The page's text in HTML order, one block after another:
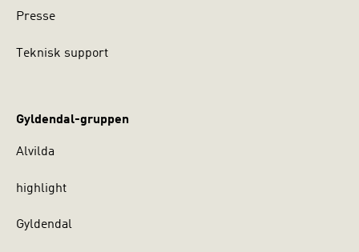
Presse
Teknisk support
Gyldendal-gruppen
Alvilda
highlight
Gyldendal